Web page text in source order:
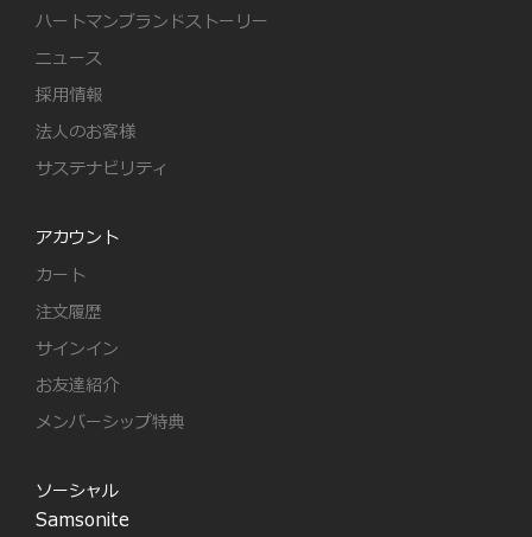
ハートマンブランドストーリー
ニュース
採用情報
法人のお客様
サステナビリティ
アカウント
カート
注文履歴
サインイン
お友達紹介
メンバーシップ特典
ソーシャル
Samsonite